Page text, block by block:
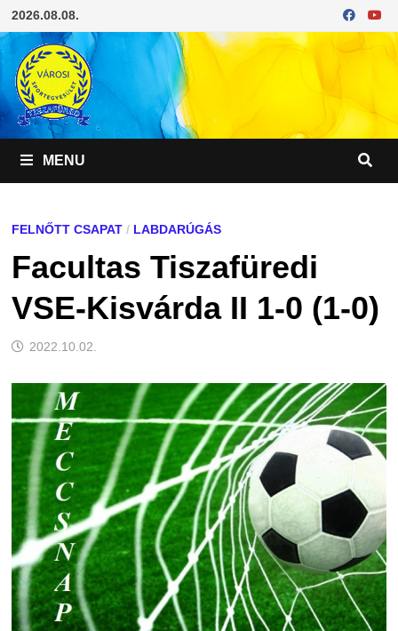
Skip
to
content
2026.08.08.
MENU
FELNŐTT CSAPAT/ LABDARÚGÁS
Facultas Tiszafüredi
VSE-Kisvárda II 1-0 (1-0)
2022.10.02.